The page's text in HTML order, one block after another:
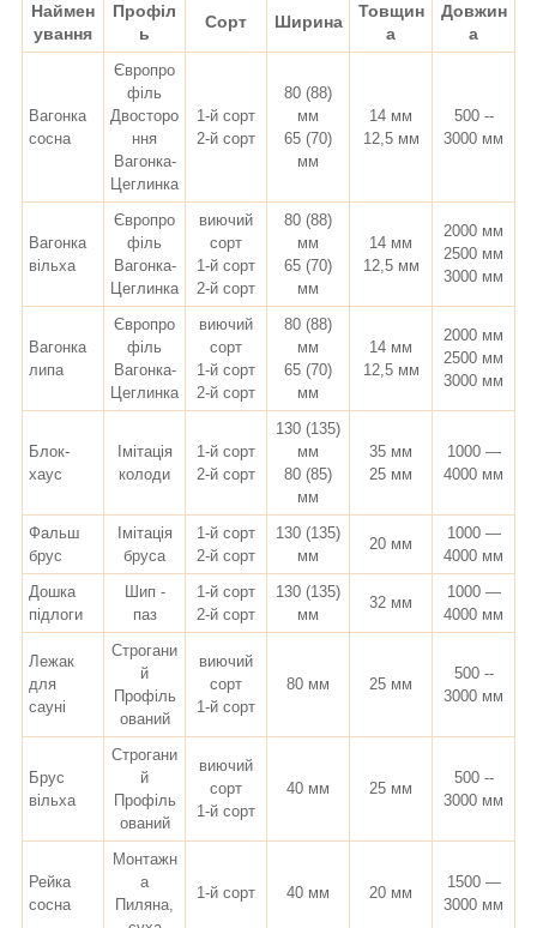
Наймен
ування
Профіл
ь
Сорт Ширина
Товщин
а
Довжин
а
Вагонка
сосна
Європро
філь
Двосторо
ння
Вагонка-
Цеглинка
1-й сорт
2-й сорт
80 (88)
мм
65 (70)
мм
14 мм
12,5 мм
500 --
3000 мм
Вагонка
вільха
Європро
філь
Вагонка-
Цеглинка
виючий
сорт
1-й сорт
2-й сорт
80 (88)
мм
65 (70)
мм
14 мм
12,5 мм
2000 мм
2500 мм
3000 мм
Вагонка
липа
Європро
філь
Вагонка-
Цеглинка
виючий
сорт
1-й сорт
2-й сорт
80 (88)
мм
65 (70)
мм
14 мм
12,5 мм
2000 мм
2500 мм
3000 мм
Блок-
хаус
Імітація
колоди
1-й сорт
2-й сорт
130 (135)
мм
80 (85)
мм
35 мм
25 мм
1000 —
4000 мм
Фальш
брус
Імітація
бруса
1-й сорт
2-й сорт
130 (135)
мм
20 мм
1000 —
4000 мм
Дошка
підлоги
Шип -
паз
1-й сорт
2-й сорт
130 (135)
мм
32 мм
1000 —
4000 мм
Лежак
для
сауні
Строгани
й
Профіль
ований
виючий
сорт
1-й сорт
80 мм 25 мм
500 --
3000 мм
Брус
вільха
Строгани
й
Профіль
ований
виючий
сорт
1-й сорт
40 мм 25 мм
500 --
3000 мм
Рейка
сосна
Монтажн
а
Пиляна,
1-й сорт 40 мм 20 мм
1500 —
3000 мм